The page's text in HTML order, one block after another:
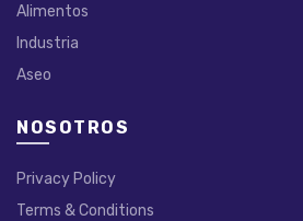
Alimentos
Industria
Aseo
NOSOTROS
Privacy Policy
Terms & Conditions